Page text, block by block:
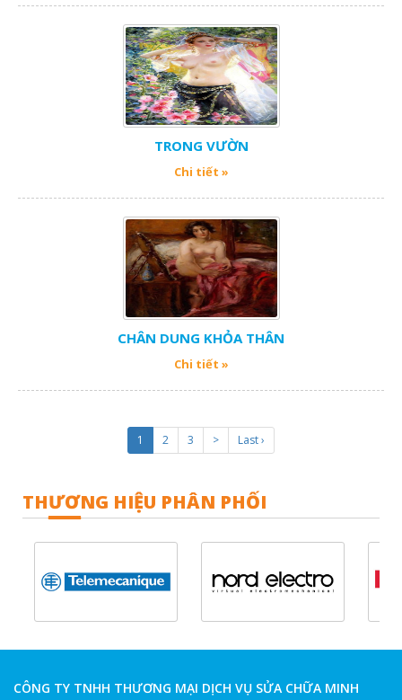
TRONG VƯỜN
Chi tiết »
CHÂN DUNG KHỎA THÂN
Chi tiết »
1 2 3 > Last ›
THƯƠNG HIỆU PHÂN PHỐI
CÔNG TY TNHH THƯƠNG MẠI DỊCH VỤ SỬA CHỮA MINH